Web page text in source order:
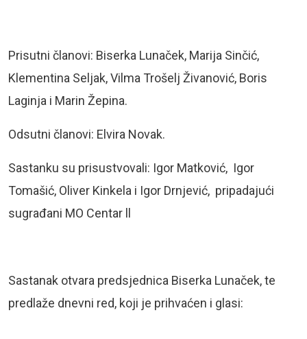
Prisutni članovi: Biserka Lunaček, Marija Sinčić,
Klementina Seljak, Vilma Trošelj Živanović, Boris
Laginja i Marin Žepina.
Odsutni članovi: Elvira Novak.
Sastanku su prisustvovali: Igor Matković, Igor
Tomašić, Oliver Kinkela i Igor Drnjević, pripadajući
sugrađani MO Centar ll
Sastanak otvara predsjednica Biserka Lunaček, te
predlaže dnevni red, koji je prihvaćen i glasi: